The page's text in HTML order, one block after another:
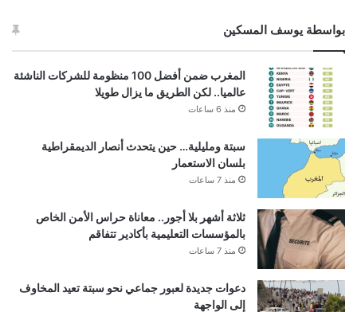
بواسطة يوسف المسكين
المغرب ضمن أفضل 100 منظومة للشركات الناشئة
عالميا.. لكن الطريق ما يزال طويلا
منذ 6 ساعات
سبتة ومليلية… حين يتحدث أنصار الديمقراطية
بلسان الاستعمار
منذ 7 ساعات
ثلاثة أشهر بلا أجور.. معاناة حراس الأمن الخاص
بالمؤسسات التعليمية بأكادير تتفاقم
منذ 7 ساعات
دعوات جديدة لعبور جماعي نحو سبتة تعيد المخاوف
إلى الواجهة